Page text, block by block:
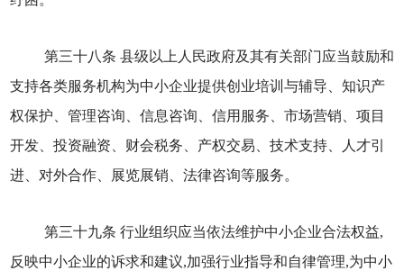
第三十八条 县级以上人民政府及其有关部门应当鼓励和
支持各类服务机构为中小企业提供创业培训与辅导、知识产
权保护、管理咨询、信息咨询、信用服务、市场营销、项目
开发、投资融资、财会税务、产权交易、技术支持、人才引
进、对外合作、展览展销、法律咨询等服务。
第三十九条 行业组织应当依法维护中小企业合法权益,
反映中小企业的诉求和建议,加强行业指导和自律管理,为中小